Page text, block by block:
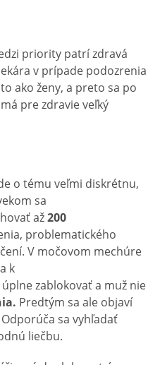
priority patrí zdravá
v prípade podozrenia
ako ženy, a preto sa po
má pre zdravie veľký
o tému veľmi diskrétnu,
sa
až200
problematického
V močovom mechúre
k
zablokovať a muž nie
Predtým sa ale objaví
sa vyhľadať
liečbu.